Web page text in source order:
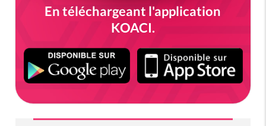
En téléchargeant l'application
KOACI.